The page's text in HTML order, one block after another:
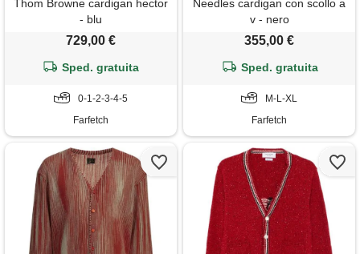
Thom Browne cardigan hector
- blu
729,00 €
Sped. gratuita
0-1-2-3-4-5
Farfetch
Needles cardigan con scollo a
v - nero
355,00 €
Sped. gratuita
M-L-XL
Farfetch